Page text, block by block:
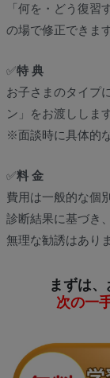
「何を・どう復習
の場で修正できます
✅特 典
お子さまのタイプ
ン」をお渡しします
※面談時に具体的
✅料 金
費用は一般的な個
診断結果に基づき
無理な勧誘はあり
まずは、
次の一